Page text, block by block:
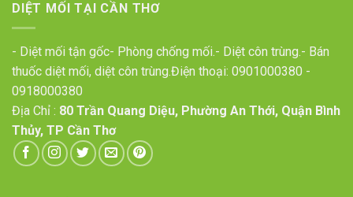
DIỆT MỐI TẠI CẦN THƠ
- Diệt mối tận gốc- Phòng chống mối.- Diệt côn trùng.- Bán
thuốc diệt mối, diệt côn trùng.Điện thoại: 0901000380 -
0918000380
Địa Chỉ : 80 Trần Quang Diệu, Phường An Thới, Quận Bình
Thủy, TP Cần Thơ